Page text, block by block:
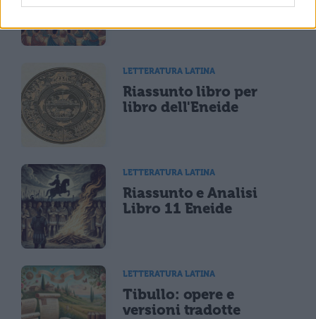
LETTERATURA LATINA
Riassunto libro per
libro dell'Eneide
LETTERATURA LATINA
Riassunto e Analisi
Libro 11 Eneide
LETTERATURA LATINA
Tibullo: opere e
versioni tradotte